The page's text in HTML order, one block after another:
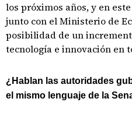
los próximos años, y en
junto con el Ministerio de
posibilidad de un
tecnología e innovación en
¿Hablan las autoridades
el mismo lenguaje de la